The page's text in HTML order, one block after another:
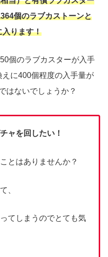
個のラブカストーンと
入ります！
個のラブカスターが入手
に400個程度の入手量が
はないでしょうか？
ャを回したい！
とはありませんか？
、
てしまうのでとても気